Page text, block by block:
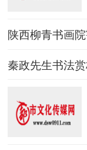
陕西柳青书画
秦政先生书法